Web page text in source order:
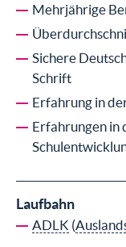
Mehrjährige
Sichere
Schrift
Erfahrung in
Erfahrungen in
Laufbahn
ADLK (